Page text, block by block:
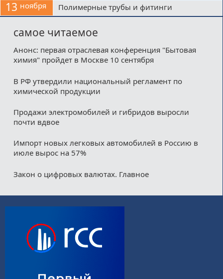
13 ноября Полимерные трубы и фитинги
самое читаемое
Анонс: первая отраслевая конференция "Бытовая
химия" пройдет в Москве 10 сентября
В РФ утвердили национальный регламент по
химической продукции
Продажи электромобилей и гибридов выросли
почти вдвое
Импорт новых легковых автомобилей в Россию в
июле вырос на 57%
Закон о цифровых валютах. Главное